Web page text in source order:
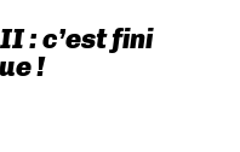
: c’est fini
!